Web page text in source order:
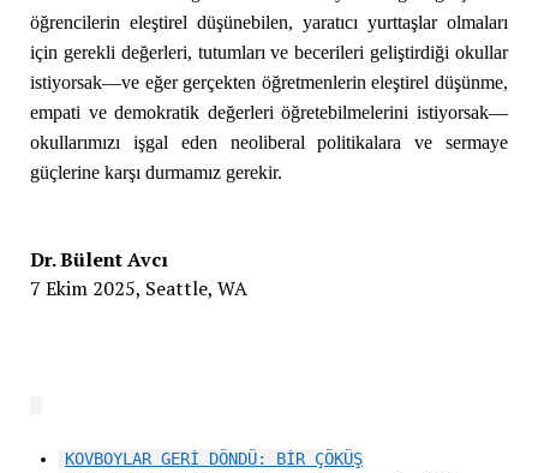
öğrencilerin eleştirel düşünebilen, yaratıcı yurttaşlar olmaları
için gerekli değerleri, tutumları ve becerileri geliştirdiği okullar
istiyorsak—ve eğer gerçekten öğretmenlerin eleştirel düşünme,
empati ve demokratik değerleri öğretebilmelerini istiyorsak—
okullarımızı işgal eden neoliberal politikalara ve sermaye
güçlerine karşı durmamız gerekir.
Dr. Bülent Avcı
7 Ekim 2025, Seattle, WA
KOVBOYLAR GERİ DÖNDÜ: BİR ÇÖKÜŞ